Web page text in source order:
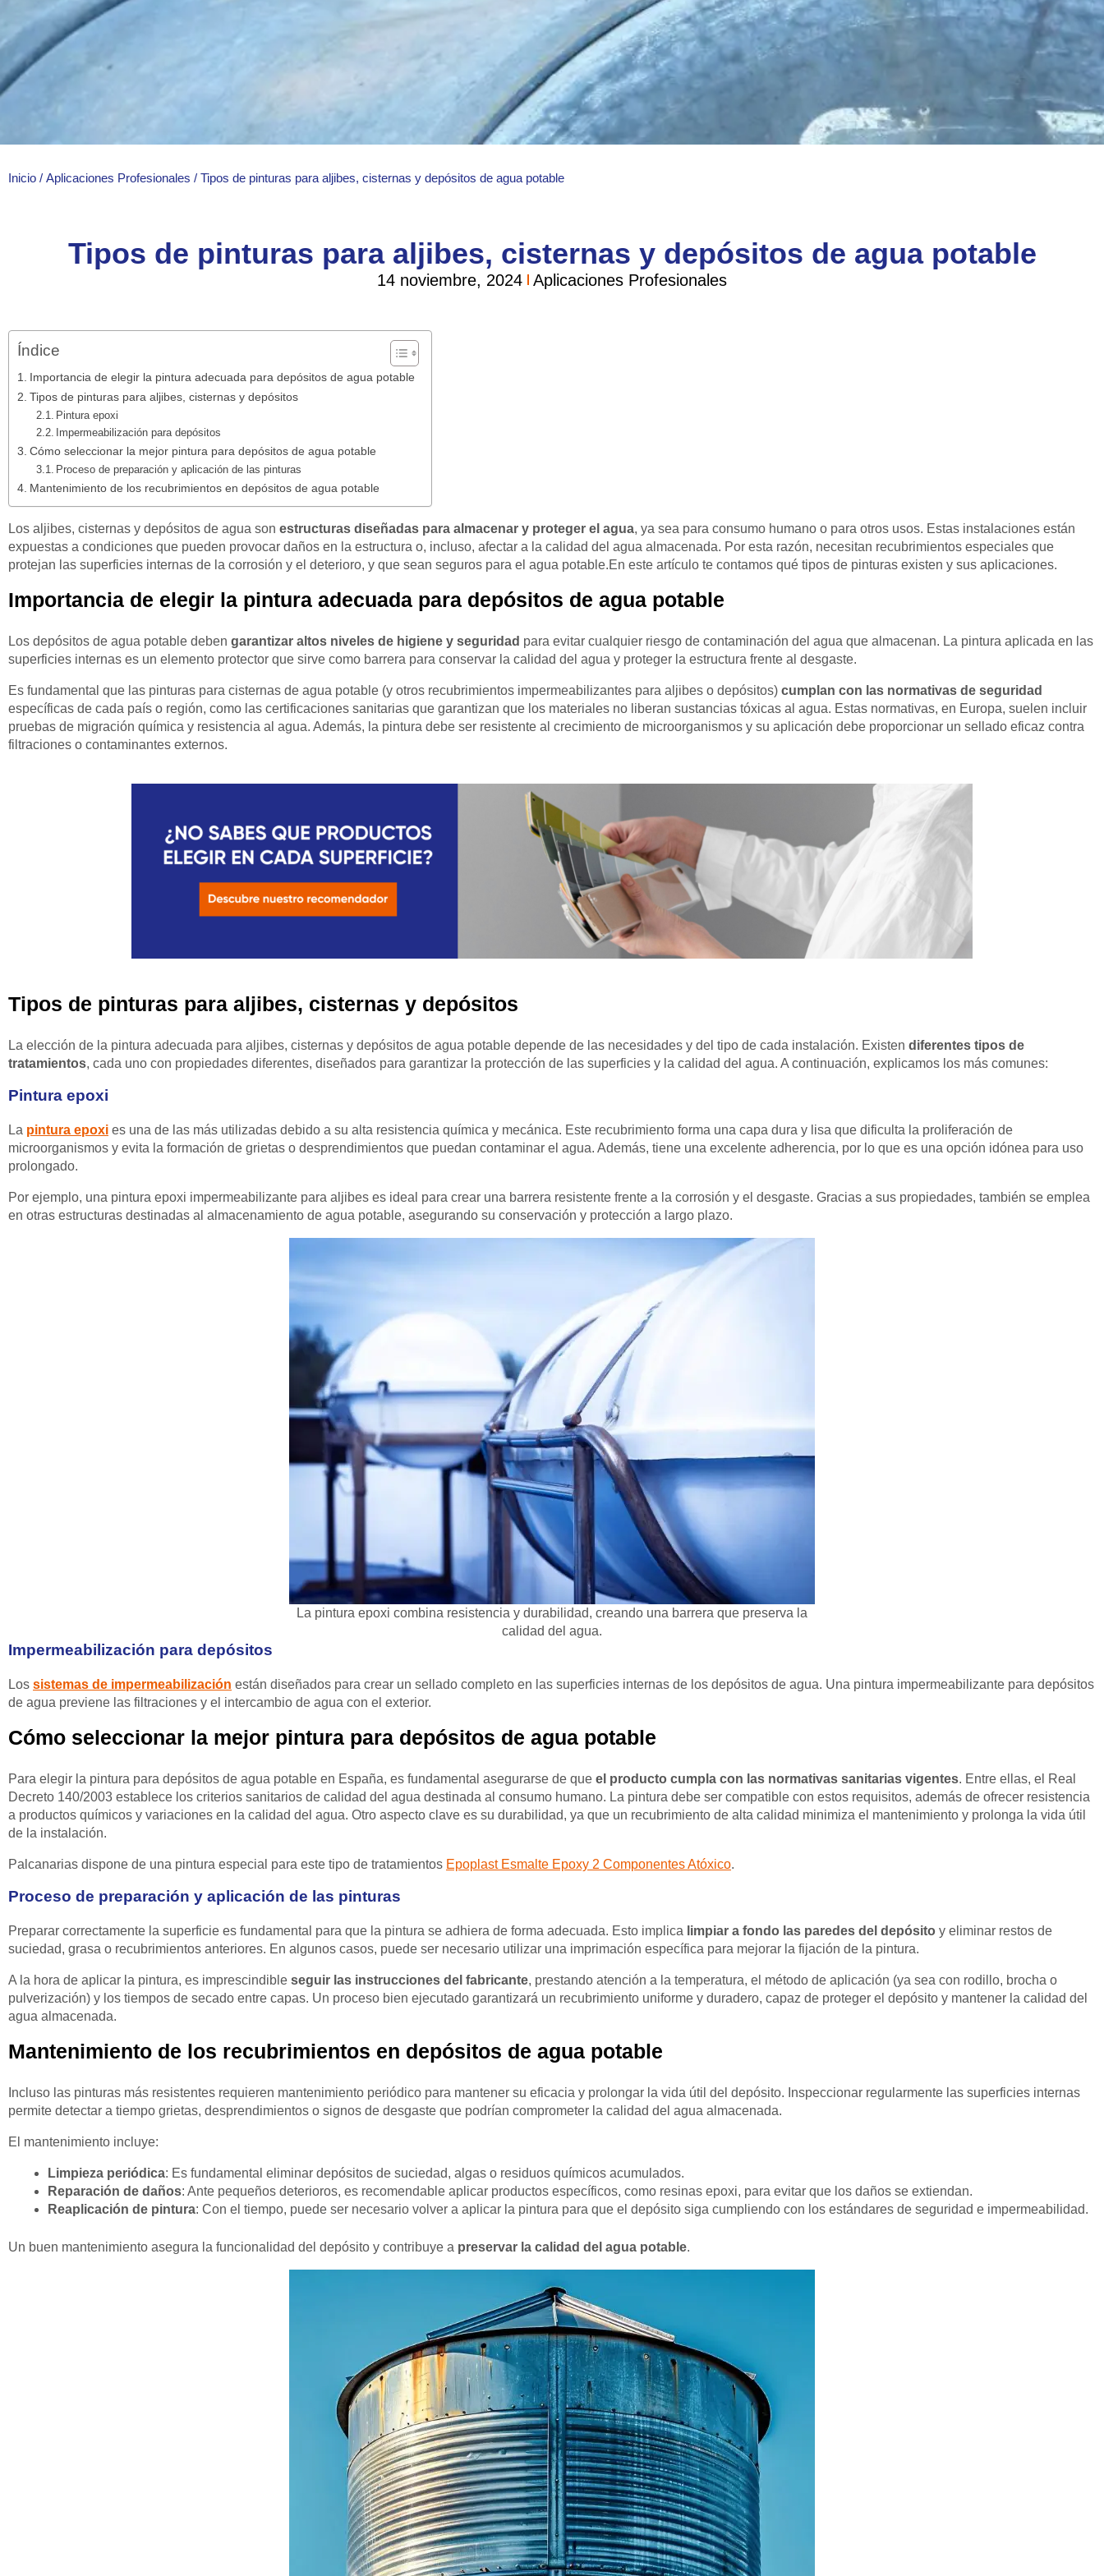
Inicio / Aplicaciones Profesionales / Tipos de pinturas para aljibes, cisternas y depósitos de agua potable
Tipos de pinturas para aljibes, cisternas y depósitos de agua potable
14 noviembre, 2024 Aplicaciones Profesionales
Índice
Importancia de elegir la pintura adecuada para depósitos de agua potable
Tipos de pinturas para aljibes, cisternas y depósitos
Pintura epoxi
Impermeabilización para depósitos
Cómo seleccionar la mejor pintura para depósitos de agua potable
Proceso de preparación y aplicación de las pinturas
Mantenimiento de los recubrimientos en depósitos de agua potable
Los aljibes, cisternas y depósitos de agua son estructuras diseñadas para almacenar y proteger el agua, ya sea para consumo humano o para otros usos. Estas instalaciones están
expuestas a condiciones que pueden provocar daños en la estructura o, incluso, afectar a la calidad del agua almacenada. Por esta razón, necesitan recubrimientos especiales que
protejan las superficies internas de la corrosión y el deterioro, y que sean seguros para el agua potable.En este artículo te contamos qué tipos de pinturas existen y sus aplicaciones.
Importancia de elegir la pintura adecuada para depósitos de agua potable
Los depósitos de agua potable deben garantizar altos niveles de higiene y seguridad para evitar cualquier riesgo de contaminación del agua que almacenan. La pintura aplicada en las
superficies internas es un elemento protector que sirve como barrera para conservar la calidad del agua y proteger la estructura frente al desgaste.
Es fundamental que las pinturas para cisternas de agua potable (y otros recubrimientos impermeabilizantes para aljibes o depósitos) cumplan con las normativas de seguridad
específicas de cada país o región, como las certificaciones sanitarias que garantizan que los materiales no liberan sustancias tóxicas al agua. Estas normativas, en Europa, suelen incluir
pruebas de migración química y resistencia al agua. Además, la pintura debe ser resistente al crecimiento de microorganismos y su aplicación debe proporcionar un sellado eficaz contra
filtraciones o contaminantes externos.
Tipos de pinturas para aljibes, cisternas y depósitos
La elección de la pintura adecuada para aljibes, cisternas y depósitos de agua potable depende de las necesidades y del tipo de cada instalación. Existen diferentes tipos de
tratamientos, cada uno con propiedades diferentes, diseñados para garantizar la protección de las superficies y la calidad del agua. A continuación, explicamos los más comunes:
Pintura epoxi
La pintura epoxi es una de las más utilizadas debido a su alta resistencia química y mecánica. Este recubrimiento forma una capa dura y lisa que dificulta la proliferación de
microorganismos y evita la formación de grietas o desprendimientos que puedan contaminar el agua. Además, tiene una excelente adherencia, por lo que es una opción idónea para uso
prolongado.
Por ejemplo, una pintura epoxi impermeabilizante para aljibes es ideal para crear una barrera resistente frente a la corrosión y el desgaste. Gracias a sus propiedades, también se emplea
en otras estructuras destinadas al almacenamiento de agua potable, asegurando su conservación y protección a largo plazo.
La pintura epoxi combina resistencia y durabilidad, creando una barrera que preserva la
calidad del agua.
Impermeabilización para depósitos
Los sistemas de impermeabilización están diseñados para crear un sellado completo en las superficies internas de los depósitos de agua. Una pintura impermeabilizante para depósitos
de agua previene las filtraciones y el intercambio de agua con el exterior.
Cómo seleccionar la mejor pintura para depósitos de agua potable
Para elegir la pintura para depósitos de agua potable en España, es fundamental asegurarse de que el producto cumpla con las normativas sanitarias vigentes. Entre ellas, el Real
Decreto 140/2003 establece los criterios sanitarios de calidad del agua destinada al consumo humano. La pintura debe ser compatible con estos requisitos, además de ofrecer resistencia
a productos químicos y variaciones en la calidad del agua. Otro aspecto clave es su durabilidad, ya que un recubrimiento de alta calidad minimiza el mantenimiento y prolonga la vida útil
de la instalación.
Palcanarias dispone de una pintura especial para este tipo de tratamientos Epoplast Esmalte Epoxy 2 Componentes Atóxico.
Proceso de preparación y aplicación de las pinturas
Preparar correctamente la superficie es fundamental para que la pintura se adhiera de forma adecuada. Esto implica limpiar a fondo las paredes del depósito y eliminar restos de
suciedad, grasa o recubrimientos anteriores. En algunos casos, puede ser necesario utilizar una imprimación específica para mejorar la fijación de la pintura.
A la hora de aplicar la pintura, es imprescindible seguir las instrucciones del fabricante, prestando atención a la temperatura, el método de aplicación (ya sea con rodillo, brocha o
pulverización) y los tiempos de secado entre capas. Un proceso bien ejecutado garantizará un recubrimiento uniforme y duradero, capaz de proteger el depósito y mantener la calidad del
agua almacenada.
Mantenimiento de los recubrimientos en depósitos de agua potable
Incluso las pinturas más resistentes requieren mantenimiento periódico para mantener su eficacia y prolongar la vida útil del depósito. Inspeccionar regularmente las superficies internas
permite detectar a tiempo grietas, desprendimientos o signos de desgaste que podrían comprometer la calidad del agua almacenada.
El mantenimiento incluye:
Limpieza periódica: Es fundamental eliminar depósitos de suciedad, algas o residuos químicos acumulados.
Reparación de daños: Ante pequeños deterioros, es recomendable aplicar productos específicos, como resinas epoxi, para evitar que los daños se extiendan.
Reaplicación de pintura: Con el tiempo, puede ser necesario volver a aplicar la pintura para que el depósito siga cumpliendo con los estándares de seguridad e impermeabilidad.
Un buen mantenimiento asegura la funcionalidad del depósito y contribuye a preservar la calidad del agua potable.